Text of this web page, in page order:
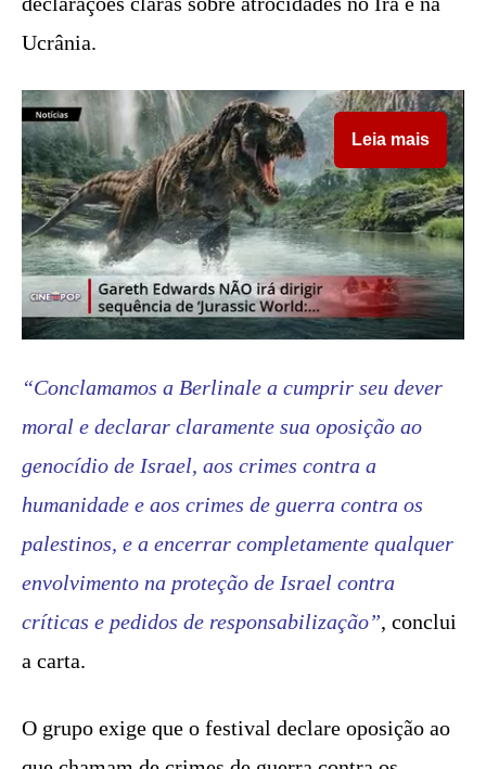
Ucrânia.
Leia mais
“Conclamamos a Berlinale a cumprir seu dever
moral e declarar claramente sua oposição ao
genocídio de Israel, aos crimes contra a
humanidade e aos crimes de guerra contra os
palestinos, e a encerrar completamente qualquer
envolvimento na proteção de Israel contra
críticas e pedidos de responsabilização”, conclui
a carta.
O grupo exige que o festival declare oposição ao